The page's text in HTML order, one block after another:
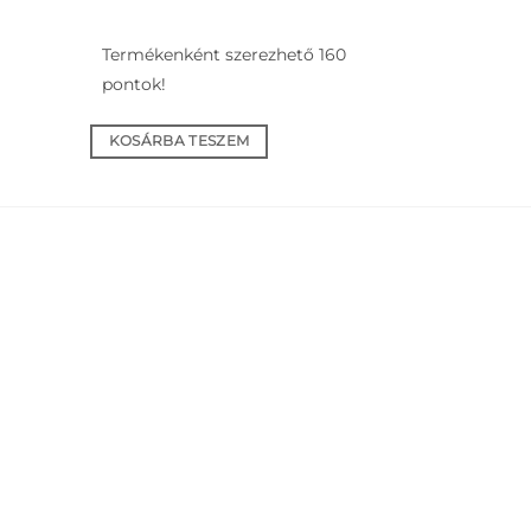
Termékenként szerezhető 160
pontok!
KOSÁRBA TESZEM